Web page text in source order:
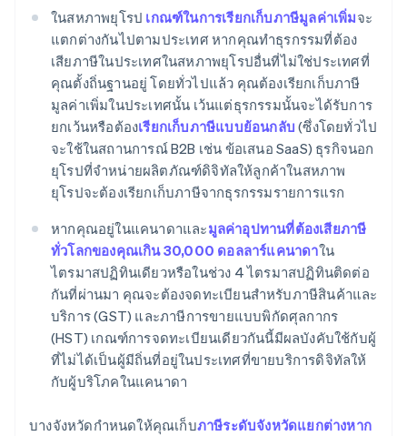
ในสหภาพยุโรป เกณฑ์ในการเรียกเก็บภาษีมูลค่าเพิ่มจะ
แตกต่างกันไปตามประเทศ หากคุณทำธุรกรรมที่ต้อง
เสียภาษีในประเทศในสหภาพยุโรปอื่นที่ไม่ใช่ประเทศที่
คุณตั้งถิ่นฐานอยู่ โดยทั่วไปแล้ว คุณต้องเรียกเก็บภาษี
มูลค่าเพิ่มในประเทศนั้น เว้นแต่ธุรกรรมนั้นจะได้รับการ
ยกเว้นหรือต้องเรียกเก็บภาษีแบบย้อนกลับ (ซึ่งโดยทั่วไป
จะใช้ในสถานการณ์ B2B เช่น ข้อเสนอ SaaS) ธุรกิจนอก
ยุโรปที่จำหน่ายผลิตภัณฑ์ดิจิทัลให้ลูกค้าในสหภาพ
ยุโรปจะต้องเรียกเก็บภาษีจากธุรกรรมรายการแรก
หากคุณอยู่ในแคนาดาและมูลค่าอุปทานที่ต้องเสียภาษี
ทั่วโลกของคุณเกิน 30,000 ดอลลาร์แคนาดาใน
ไตรมาสปฏิทินเดียวหรือในช่วง 4 ไตรมาสปฏิทินติดต่อ
กันที่ผ่านมา คุณจะต้องจดทะเบียนสำหรับภาษีสินค้าและ
บริการ (GST) และภาษีการขายแบบพิกัดศุลกากร
(HST) เกณฑ์การจดทะเบียนเดียวกันนี้มีผลบังคับใช้กับผู้
ที่ไม่ได้เป็นผู้มีถิ่นที่อยู่ในประเทศที่ขายบริการดิจิทัลให้
กับผู้บริโภคในแคนาดา
บางจังหวัดกำหนดให้คุณเก็บภาษีระดับจังหวัดแยกต่างหาก